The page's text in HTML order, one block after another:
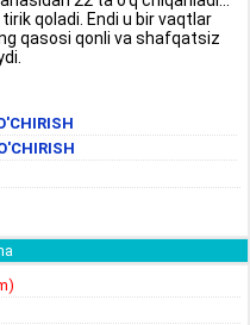
qoladi. Endi u bir vaqtlar
qasosi qonli va shafqatsiz